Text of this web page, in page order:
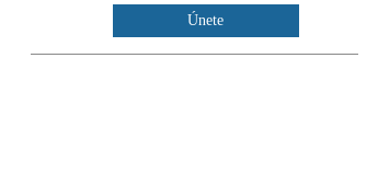
Únete